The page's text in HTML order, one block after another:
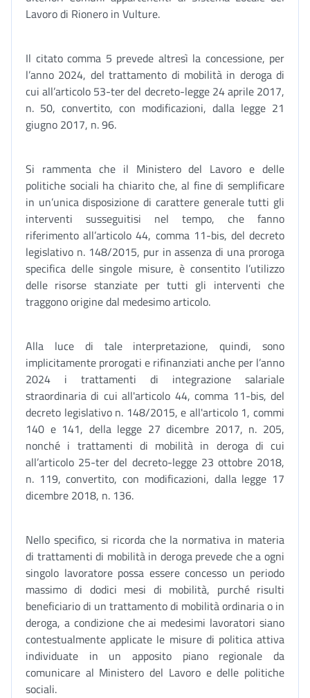
Lavoro di Rionero in Vulture.
Il citato comma 5 prevede altresì la concessione, per
l’anno 2024, del trattamento di mobilità in deroga di
cui all’articolo 53-ter del decreto-legge 24 aprile 2017,
n. 50, convertito, con modificazioni, dalla legge 21
giugno 2017, n. 96.
Si rammenta che il Ministero del Lavoro e delle
politiche sociali ha chiarito che, al fine di semplificare
in un’unica disposizione di carattere generale tutti gli
interventi susseguitisi nel tempo, che fanno
riferimento all’articolo 44, comma 11-bis, del decreto
legislativo n. 148/2015, pur in assenza di una proroga
specifica delle singole misure, è consentito l’utilizzo
delle risorse stanziate per tutti gli interventi che
traggono origine dal medesimo articolo.
Alla luce di tale interpretazione, quindi, sono
implicitamente prorogati e rifinanziati anche per l’anno
2024 i trattamenti di integrazione salariale
straordinaria di cui all'articolo 44, comma 11-bis, del
decreto legislativo n. 148/2015, e all'articolo 1, commi
140 e 141, della legge 27 dicembre 2017, n. 205,
nonché i trattamenti di mobilità in deroga di cui
all’articolo 25-ter del decreto-legge 23 ottobre 2018,
n. 119, convertito, con modificazioni, dalla legge 17
dicembre 2018, n. 136.
Nello specifico, si ricorda che la normativa in materia
di trattamenti di mobilità in deroga prevede che a ogni
singolo lavoratore possa essere concesso un periodo
massimo di dodici mesi di mobilità, purché risulti
beneficiario di un trattamento di mobilità ordinaria o in
deroga, a condizione che ai medesimi lavoratori siano
contestualmente applicate le misure di politica attiva
individuate in un apposito piano regionale da
comunicare al Ministero del Lavoro e delle politiche
sociali.